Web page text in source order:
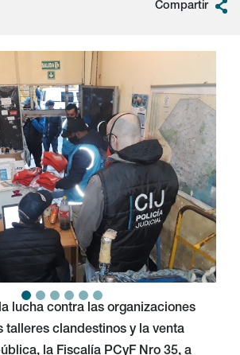
Compartir
lucha contra las organizaciones
talleres clandestinos y la venta
la Fiscalía PCyF Nro 35, a